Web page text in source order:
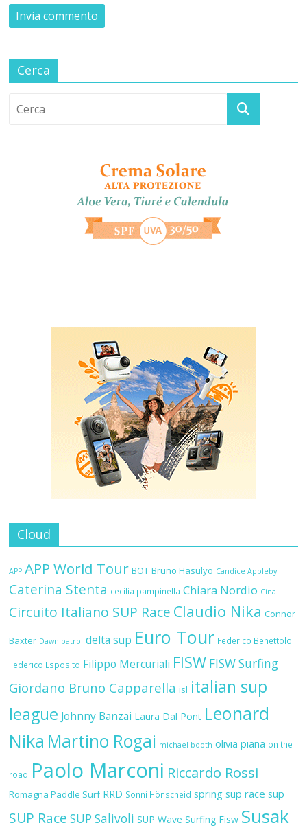
Cerca
Cloud
APP APP World Tour BOT Bruno Hasulyo Candice Appleby
Caterina Stenta cecilia pampinella Chiara Nordio Cina
Circuito Italiano SUP Race Claudio Nika Connor
Baxter Dawn patrol delta sup Euro Tour Federico Benettolo
Federico Esposito Filippo Mercuriali FISW FISW Surfing
Giordano Bruno Capparella isl italian sup
league Johnny Banzai Laura Dal Pont Leonard
Nika Martino Rogai michael booth olivia piana on the
road Paolo Marconi Riccardo Rossi
Romagna Paddle Surf RRD Sonni Hönscheid spring sup race sup
SUP Race SUP Salivoli SUP Wave Surfing Fisw Susak